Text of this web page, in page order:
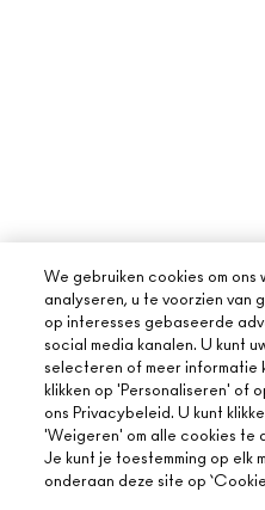
We gebruiken cookies om ons
analyseren, u te voorzien van
op interesses gebaseerde
social media kanalen. U kunt
selecteren of meer informatie
klikken op 'Personaliseren' of
ons Privacybeleid. U kunt
'Weigeren' om alle cookies
Je kunt je toestemming op elk
onderaan deze site op